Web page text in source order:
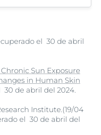
el 30 de abril
Sun Exposure
in Human Skin
30 de abril del 2024.
Institute.(19/04
el 30 de abril del